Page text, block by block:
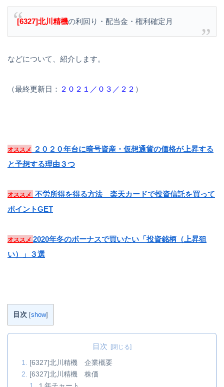
[6327]北川精機の利回り・配当金・権利確定月
などについて、紹介します。
（最終更新日： ２０２１／０３／２２ ）
オススメ
２０２０年台に暗号資産・仮想通貨の価格が上昇する
と予想する理由３つ
オススメ
不労所得を得る方法 楽天カードで投資信託を買って
ポイントGET
オススメ 2020年冬のボーナスで買いたい「投資銘柄（上昇狙
い）」３選
目次 [show]
目次
[6327]北川精機 企業概要
[6327]北川精機 株価